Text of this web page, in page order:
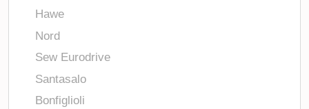
Hawe
Nord
Sew Eurodrive
Santasalo
Bonfiglioli